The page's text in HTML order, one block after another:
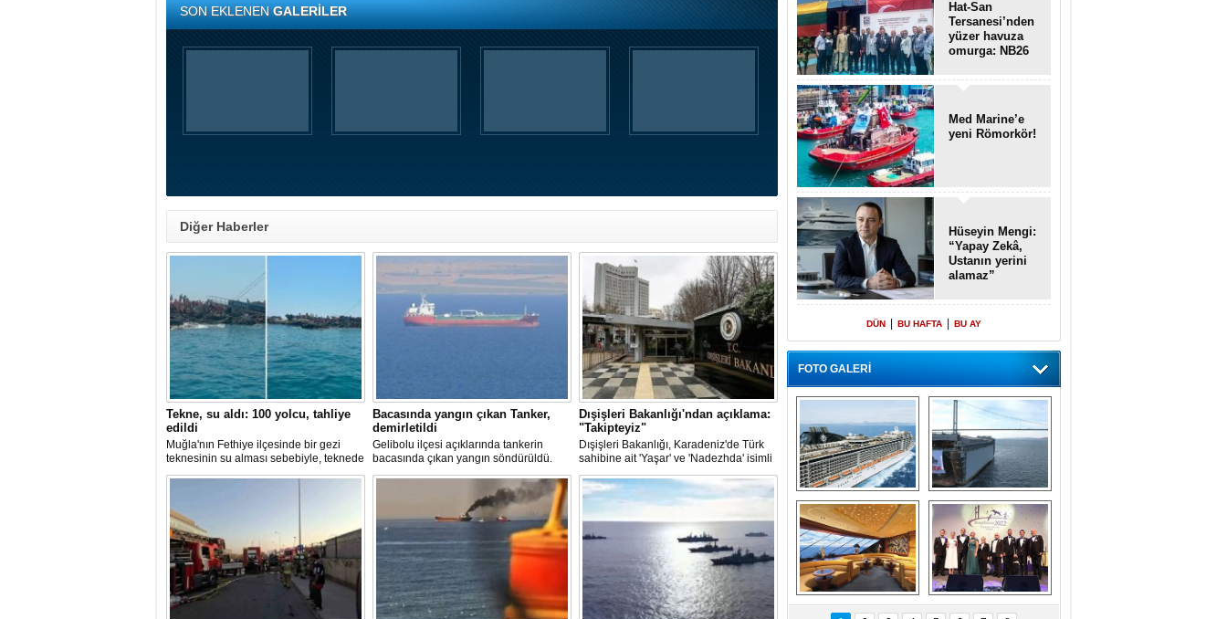
SON EKLENENGALERİLER
Diğer Haberler
Tekne, su aldı: 100 yolcu, tahliye
edildi
Muğla'nın Fethiye ilçesinde bir gezi
teknesinin su alması sebebiyle, teknede
bulunan 100 yolcu tahliye edildi,
Bacasında yangın çıkan Tanker,
demirletildi
Gelibolu ilçesi açıklarında tankerin
bacasında çıkan yangın söndürüldü.
Tanker, ardından Şevketiye Demir
Dışişleri Bakanlığı'ndan açıklama:
"Takipteyiz"
Dışişleri Bakanlığı, Karadeniz'de Türk
sahibine ait 'Yaşar' ve 'Nadezhda' isimli
sivil gemilere yönelik insansız hava
araçlarıyla gerçekleştirilen saldırıda
yaralanan personelin sağlık durumu ve
güvenliğinin yakından takip edildiğini
Hat-San
Tersanesi’nden
yüzer havuza
omurga: NB26
Med Marine’e
yeni Römorkör!
Hüseyin Mengi:
“Yapay Zekâ,
Ustanın yerini
alamaz”
DÜN BU HAFTA BU AY
FOTO GALERİ
“Gemi içinde gemi”
konsepti ile MSC
Splendida
Dünyada tek!
Denizaltı yüzer
havuzu intikal
seyrine başladı
MSC'den 55 milyon
euroluk turizm geliri
5. Bosphorus Ship
Brokers Dinner,